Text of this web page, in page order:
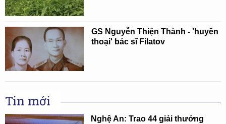
GS Nguyễn Thiện Thành - 'huyền
thoại' bác sĩ Filatov
Tin mới
Nghệ An: Trao 44 giải thưởng